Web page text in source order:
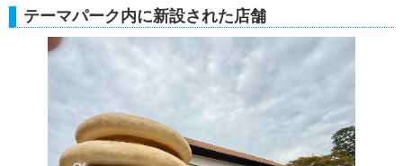
テーマパーク内に新設された店舗